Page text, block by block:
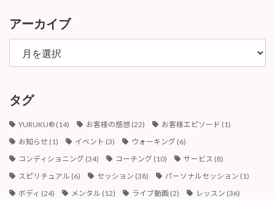
アーカイブ
ア
カ
ブ
タグ
YURUKU®︎(14) お客様の感想(22) お客様エピソード (1)
お知らせ (1) イベント (3) ウォーキング (6)
コンディショニング (34) コーチング (10) サービス (8)
スピリチュアル (6) セッション (38) パーソナルセッション (1)
ボディ (24) メンタル (12) ライブ動画 (2) レッスン (36)